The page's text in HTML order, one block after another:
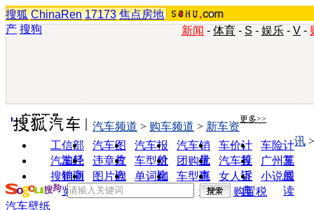
搜狐 ChinaRen 17173 焦点房地
产 搜狗 新闻 - 体育 - S - 娱乐 - V -
实用工具 更多>>
工信部
油耗
汽车图
片
汽车报
价
汽车销
量
车价计
算
车险计
算
汽车经
销商
违章查
询
车型对
比
团购优
惠
汽车投
诉
广州车
展
搜狗浏
览器
图片欣
赏
单词翻
车型查
询
女人宝
典
小说阅
读
汽车频道 > 购车频道 > 新车资
讯
购置税
汽车壁纸